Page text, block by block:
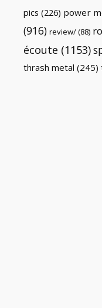
pics (226) power
(916) review/(88)
écoute (1153)
thrash metal (245)